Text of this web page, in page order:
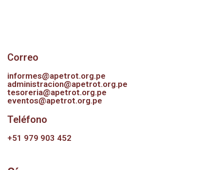
Correo
informes@apetrot.org.pe
administracion@apetrot.org.pe
tesoreria@apetrot.org.pe
eventos@apetrot.org.pe
Teléfono
+51 979 903 452